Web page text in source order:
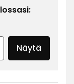
Näytä